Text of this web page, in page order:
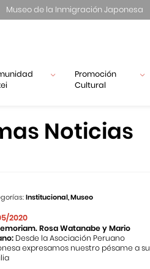
Museo de la Inmigración Japonesa
Promoción
Cultural
Noticias
Institucional, Museo
2020
Rosa Watanabe y Mario
Desde la Asociación Peruano
expresamos nuestro pésame a su